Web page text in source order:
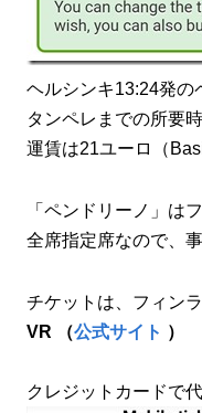
ヘルシンキ13:24発の
タンペレまでの所要
運賃は21ユーロ（
「ペンドリーノ」は
全席指定席なので、
チケットは、フィン
VR （公式サイト ）
クレジットカードで